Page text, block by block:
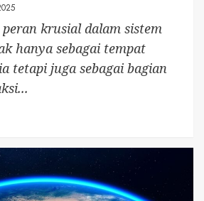
krusial dalam sistem
hanya sebagai tempat
tetapi juga sebagai bagian